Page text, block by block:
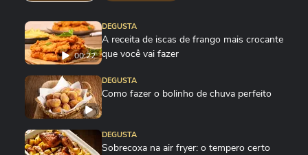
00:22
DEGUSTA
A receita de iscas de frango mais crocante
que você vai fazer
DEGUSTA
Como fazer o bolinho de chuva perfeito
DEGUSTA
Sobrecoxa na air fryer: o tempero certo